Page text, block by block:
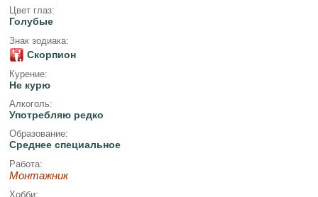
Цвет глаз:
Голубые
Знак зодиака:
Скорпион
Курение:
Не курю
Алкоголь:
Употребляю редко
Образование:
Среднее специальное
Работа:
Монтажник
Хобби: